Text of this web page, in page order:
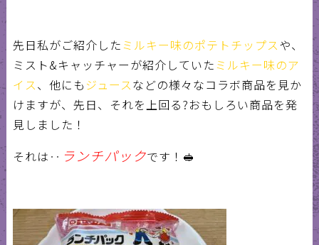
先日私がご紹介したミルキー味のポテトチップスや、
ミスト&キャッチャーが紹介していたミルキー味のア
イス、他にも ジュースなどの様々なコラボ商品を見か
けますが、先日、それを上回る?おもしろい商品を発
見しました！
それは‥ ランチパックです！ 🥪